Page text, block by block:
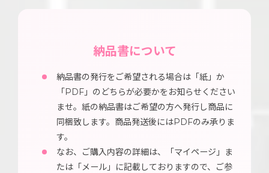
納品書について
納品書の発行をご希望される場合は「紙」か
「PDF」のどちらが必要かをお知らせください
ませ。紙の納品書はご希望の方へ発行し商品に
同梱致します。商品発送後にはPDFのみ承りま
す。
なお、ご購入内容の詳細は、「マイページ」ま
たは「メール」に記載しておりますので、ご参